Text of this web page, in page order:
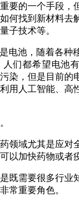
要的一个手段，
何找到新材料去
子技术等。
电池，随着各种
人们都希望电池
染，但是目前的
用人工智能、高
领域尤其是应对
以加快药物或者
既需要很多行业
常重要角色。